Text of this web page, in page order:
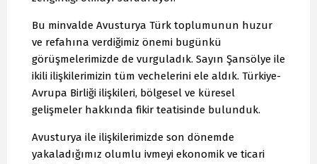
Bu minvalde Avusturya Türk toplumunun huzur
ve refahına verdiğimiz önemi bugünkü
görüşmelerimizde de vurguladık. Sayın Şansölye ile
ikili ilişkilerimizin tüm vechelerini ele aldık. Türkiye-
Avrupa Birliği ilişkileri, bölgesel ve küresel
gelişmeler hakkında fikir teatisinde bulunduk.
Avusturya ile ilişkilerimizde son dönemde
yakaladığımız olumlu ivmeyi ekonomik ve ticari